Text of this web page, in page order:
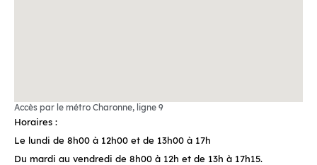
Accès par le métro Charonne, ligne 9
Horaires :
Le lundi de 8h00 à 12h00 et de 13h00 à 17h
Du mardi au vendredi de 8h00 à 12h et de 13h à 17h15.